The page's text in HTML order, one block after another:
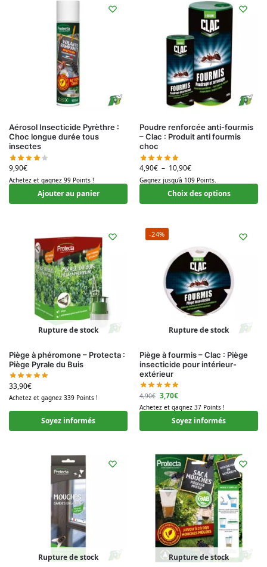
Aérosol Insecticide Pyrèthre :
Choc longue durée tous
insectes
9,90€
Achetez et gagnez 99 Points !
Ajouter au panier
Poudre renforcée anti-fourmis
– Clac : Produit anti fourmis
choc
4,90€ – 10,90€
Gagnez jusqu'à 109 Points.
Choix des options
Rupture de stock
Piège à phéromone – Protecta :
Piège Pyrale du Buis
33,90€
Achetez et gagnez 339 Points !
Soyez informés
-24%
Rupture de stock
Piège à fourmis – Clac : Piège
insecticide pour intérieur-
extérieur
4,90€ 3,70€
Achetez et gagnez 37 Points !
Soyez informés
Rupture de stock Rupture de stock